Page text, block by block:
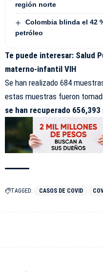
región norte
Colombia blinda el 42
petróleo
Te puede interesar: Salud
materno-infantil VIH
Se han realizado 684
estas muestras fueron
se han recuperado
TAGGED: CASOS DE COVID